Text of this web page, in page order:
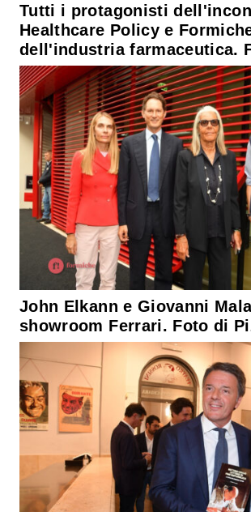
Tutti i protagonisti
Healthcare Policy e
dell'industria farmaceutica.
John Elkann e Giovanni
showroom Ferrari. Foto di